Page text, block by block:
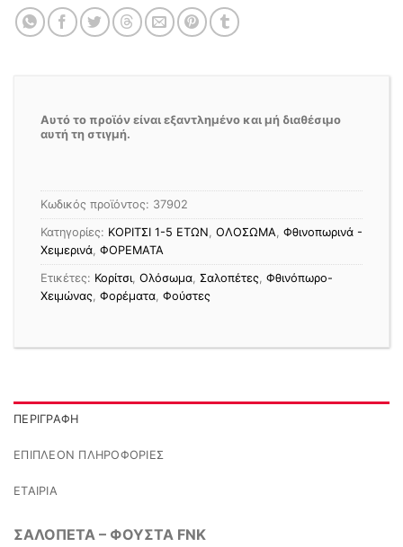
Αυτό το προϊόν είναι εξαντλημένο και μή διαθέσιμο
αυτή τη στιγμή.
Κωδικός προϊόντος: 37902
Κατηγορίες: ΚΟΡΙΤΣΙ 1-5 ΕΤΩΝ ΟΛΟΣΩΜΑ Φθινοπωρινά -
Χειμερινά ΦΟΡΕΜΑΤΑ
Ετικέτες: Κορίτσι Ολόσωμα Σαλοπέτες Φθινόπωρο-
Χειμώνας Φορέματα Φούστες
ΠΕΡΙΓΡΑΦΉ
ΕΠΙΠΛΈΟΝ ΠΛΗΡΟΦΟΡΊΕΣ
ΕΤΑΙΡΊΑ
ΣΑΛΟΠΕΤΑ – ΦΟΥΣΤΑ FNK